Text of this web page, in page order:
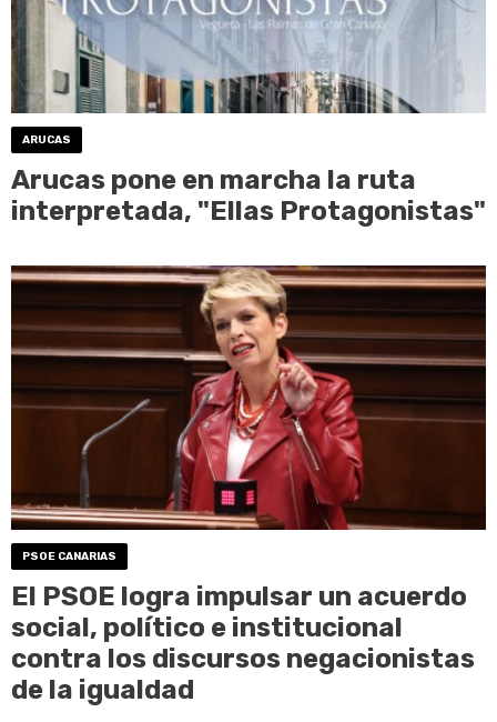
ARUCAS
Arucas pone en marcha la ruta
interpretada, "Ellas Protagonistas"
PSOE CANARIAS
El PSOE logra impulsar un acuerdo
social, político e institucional
contra los discursos negacionistas
de la igualdad